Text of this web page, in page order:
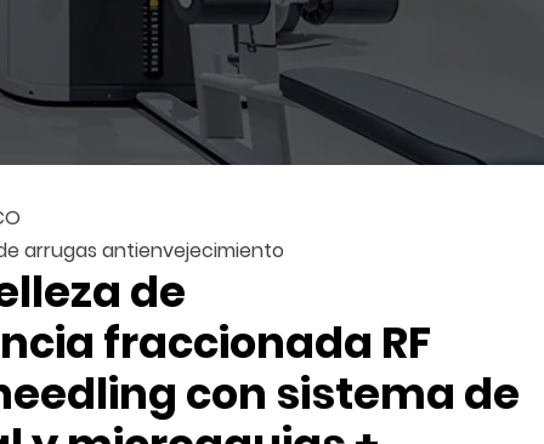
arrugas antienvejecimiento
de
fraccionada RF
con sistema de